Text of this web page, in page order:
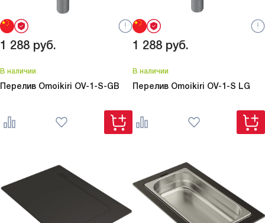
1 288 руб.
В наличии
Перелив Omoikiri OV-1-S-GB
1 288 руб.
В наличии
Перелив Omoikiri OV-1-S LG